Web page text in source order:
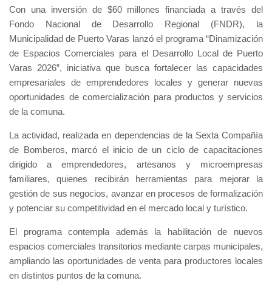
Con una inversión de $60 millones financiada a través del
Fondo Nacional de Desarrollo Regional (FNDR), la
Municipalidad de Puerto Varas lanzó el programa “Dinamización
de Espacios Comerciales para el Desarrollo Local de Puerto
Varas 2026”, iniciativa que busca fortalecer las capacidades
empresariales de emprendedores locales y generar nuevas
oportunidades de comercialización para productos y servicios
de la comuna.
La actividad, realizada en dependencias de la Sexta Compañía
de Bomberos, marcó el inicio de un ciclo de capacitaciones
dirigido a emprendedores, artesanos y microempresas
familiares, quienes recibirán herramientas para mejorar la
gestión de sus negocios, avanzar en procesos de formalización
y potenciar su competitividad en el mercado local y turístico.
El programa contempla además la habilitación de nuevos
espacios comerciales transitorios mediante carpas municipales,
ampliando las oportunidades de venta para productores locales
en distintos puntos de la comuna.